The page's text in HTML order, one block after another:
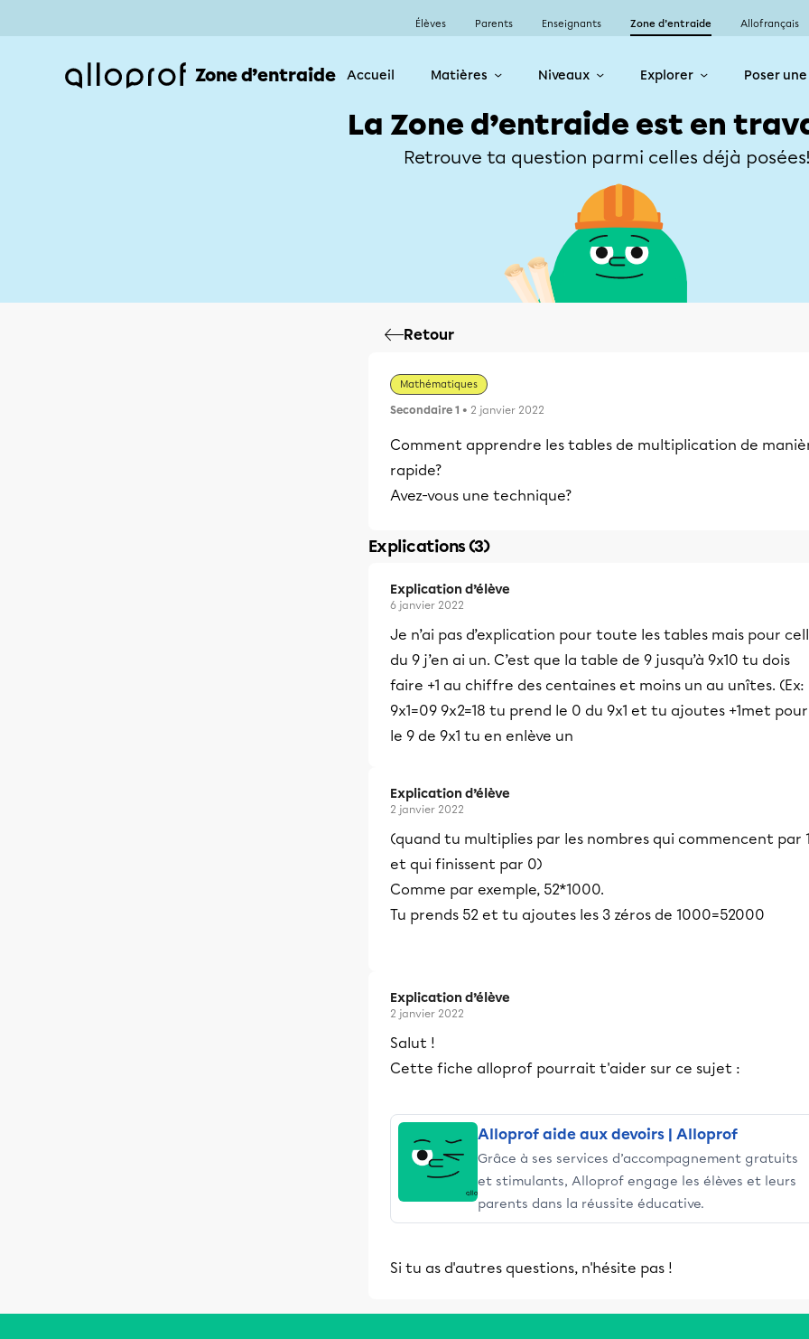
Élèves Parents Enseignants Zone d’entraide Allofrançais
Zone d’entraide Accueil Matières Niveaux Explorer Poser
La Zone d’entraide est en
Retrouve ta question parmi celles déjà
Retour
Mathématiques
Secondaire 1 • 2 janvier 2022
Comment apprendre les tables de multiplication de
rapide?
Avez-vous une technique?
Explications (3)
Explication d’élève
6 janvier 2022
Je n’ai pas d’explication pour toute les tables mais pour
du 9 j’en ai un. C’est que la table de 9 jusqu’à 9x10 tu dois
faire +1 au chiffre des centaines et moins un au unîtes. (Ex:
9x1=09 9x2=18 tu prend le 0 du 9x1 et tu ajoutes +1met pour
le 9 de 9x1 tu en enlève un
Explication d’élève
2 janvier 2022
(quand tu multiplies par les nombres qui commencent par
et qui finissent par 0)
Comme par exemple, 52*1000.
Tu prends 52 et tu ajoutes les 3 zéros de 1000=52000
Explication d’élève
2 janvier 2022
Salut !
Cette fiche alloprof pourrait t'aider sur ce sujet :
Alloprof aide aux devoirs | Alloprof
Grâce à ses services d’accompagnement gratuits
et stimulants, Alloprof engage les élèves et leurs
parents dans la réussite éducative.
Si tu as d'autres questions, n'hésite pas !